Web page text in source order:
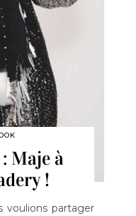
Maje à
!
voulions partager